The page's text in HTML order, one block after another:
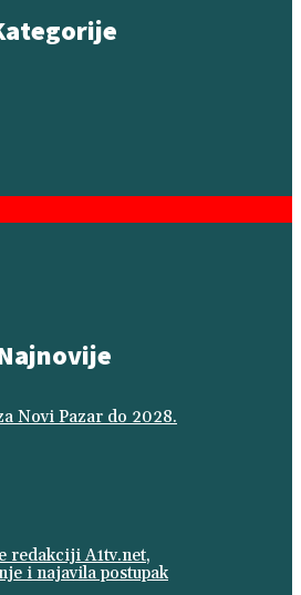
Novi Pazar do 2028.
redakciji A1tv.net,
i najavila postupak